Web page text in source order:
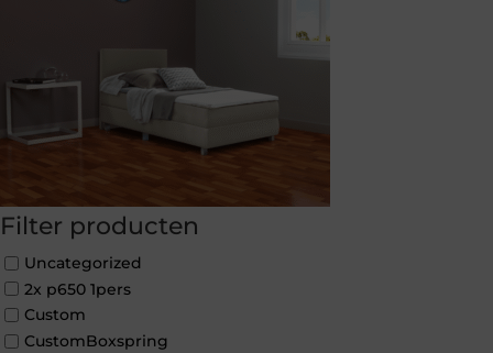
Filter producten
Uncategorized
2x p650 1pers
Custom
CustomBoxspring